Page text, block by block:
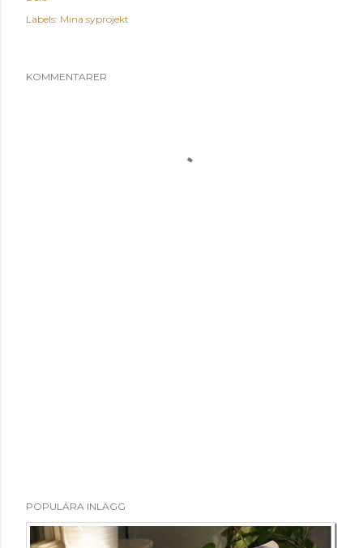
Labels: Mina syprojekt
KOMMENTARER
POPULÄRA INLÄGG